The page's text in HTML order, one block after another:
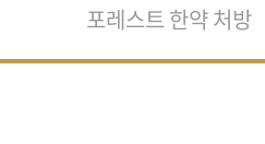
포레스트 한약 처방